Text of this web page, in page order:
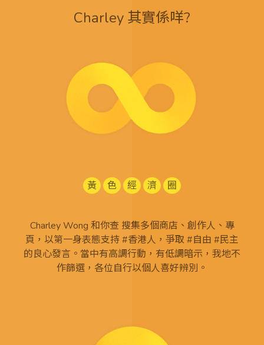
Charley 其實係咩?
黃 色 經 濟 圈
Charley Wong 和你查 搜集多個商店、創作人、專
頁，以第一身表態支持 #香港人，爭取 #自由 #民主
的良心發言。當中有高調行動，有低調暗示，我地不
作篩選，各位自行以個人喜好辨別。